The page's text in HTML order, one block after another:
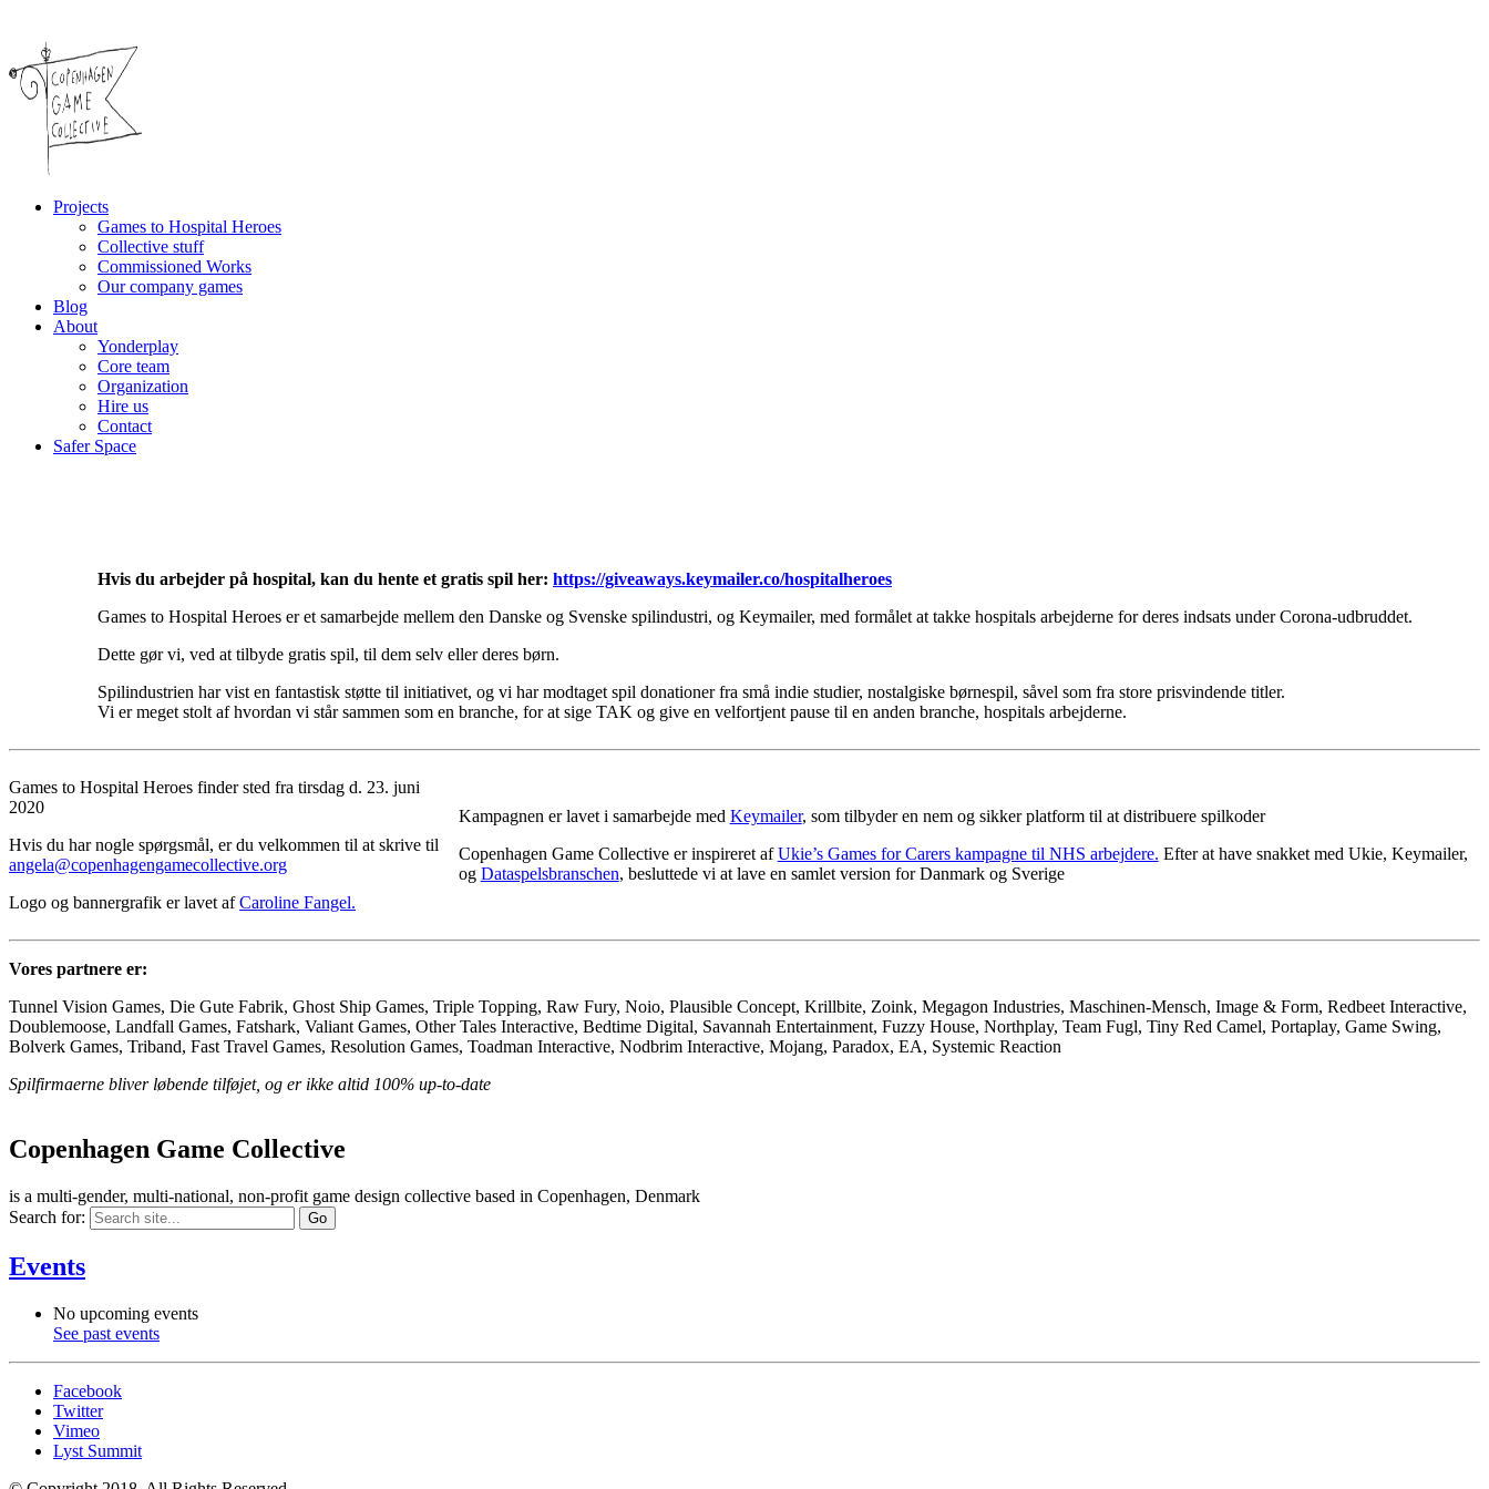
Projects
Games to Hospital Heroes
Collective stuff
Commissioned Works
Our company games
Blog
About
Yonderplay
Core team
Organization
Hire us
Contact
Safer Space
Hvis du arbejder på hospital, kan du hente et gratis spil her: https://giveaways.keymailer.co/hospitalheroes
Games to Hospital Heroes er et samarbejde mellem den Danske og Svenske spilindustri, og Keymailer, med formålet at takke hospitals arbejderne for deres indsats under Corona-udbruddet.
Dette gør vi, ved at tilbyde gratis spil, til dem selv eller deres børn.
Spilindustrien har vist en fantastisk støtte til initiativet, og vi har modtaget spil donationer fra små indie studier, nostalgiske børnespil, såvel som fra store prisvindende titler.
Vi er meget stolt af hvordan vi står sammen som en branche, for at sige TAK og give en velfortjent pause til en anden branche, hospitals arbejderne.
Games to Hospital Heroes finder sted fra tirsdag d. 23. juni
2020
Hvis du har nogle spørgsmål, er du velkommen til at skrive til
angela@copenhagengamecollective.org
Logo og bannergrafik er lavet afCaroline Fangel.
Kampagnen er lavet i samarbejde med Keymailer, som tilbyder en nem og sikker platform til at distribuere spilkoder
Copenhagen Game Collective er inspireret afUkie’s Games for Carers kampagne til NHS arbejdere. Efter at have snakket med Ukie, Keymailer,
og Dataspelsbranschen, besluttede vi at lave en samlet version for Danmark og Sverige
Vores partnere er:
Tunnel Vision Games, Die Gute Fabrik, Ghost Ship Games, Triple Topping, Raw Fury, Noio, Plausible Concept, Krillbite, Zoink, Megagon Industries, Maschinen-Mensch, Image & Form, Redbeet Interactive,
Doublemoose, Landfall Games, Fatshark, Valiant Games, Other Tales Interactive, Bedtime Digital, Savannah Entertainment, Fuzzy House, Northplay, Team Fugl, Tiny Red Camel, Portaplay, Game Swing,
Bolverk Games, Triband, Fast Travel Games, Resolution Games, Toadman Interactive, Nodbrim Interactive, Mojang, Paradox, EA, Systemic Reaction
Spilfirmaerne bliver løbende tilføjet, og er ikke altid 100% up-to-date
Copenhagen Game Collective
is a multi-gender, multi-national, non-profit game design collective based in Copenhagen, Denmark
Search for:
Events
No upcoming events
See past events
Facebook
Twitter
Vimeo
Lyst Summit